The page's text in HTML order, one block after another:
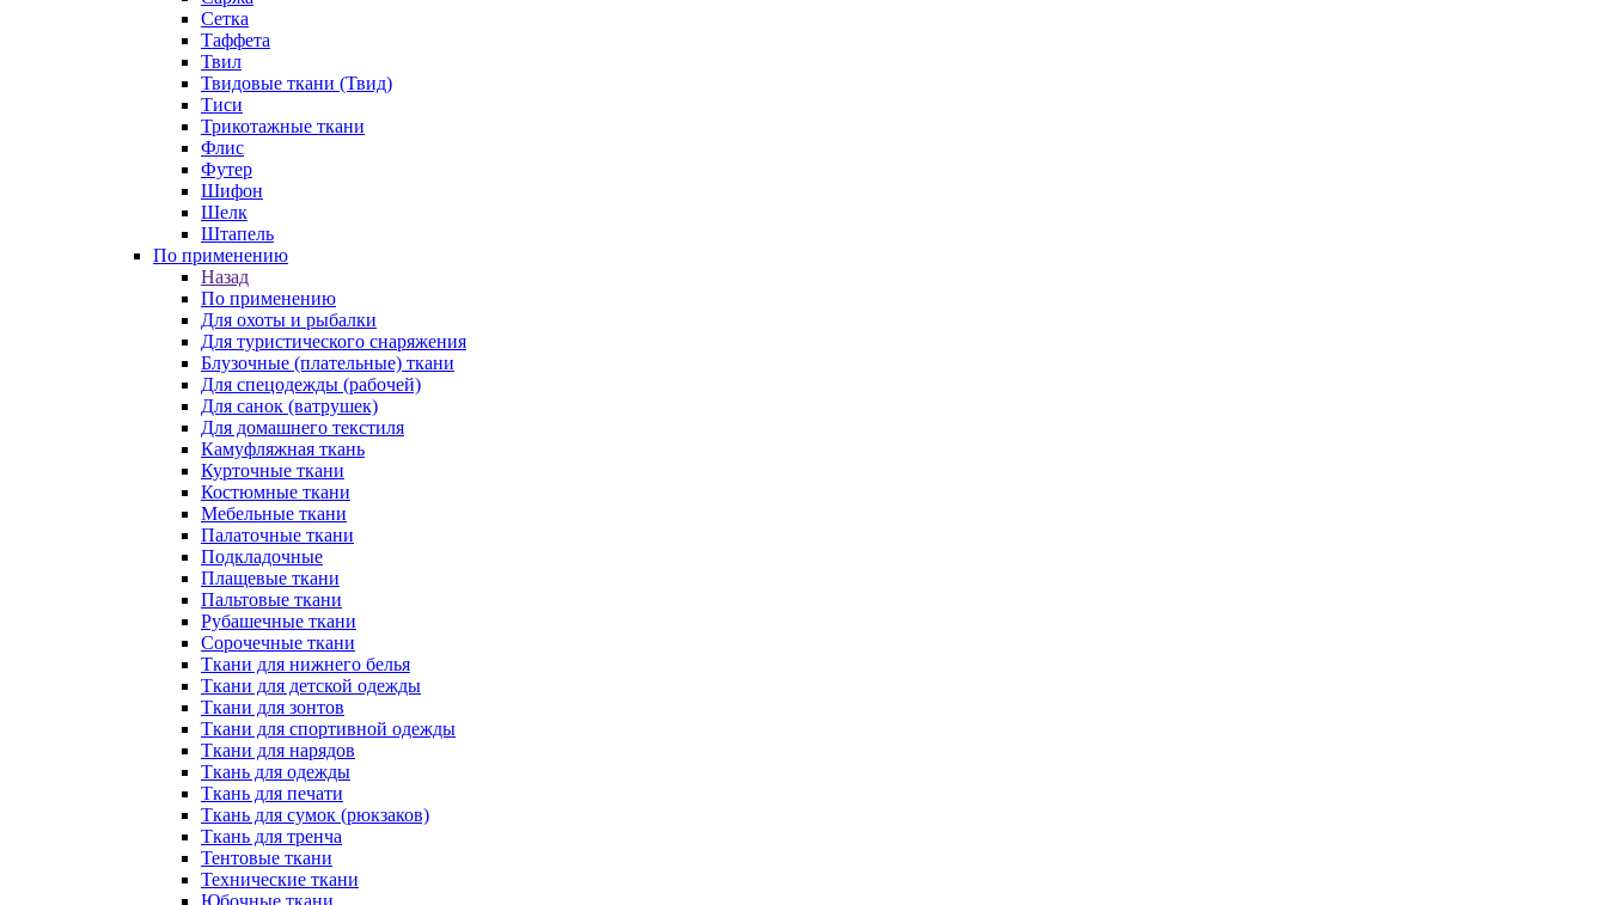
Сетка
Таффета
Твил
Твидовые ткани (Твид)
Тиси
Трикотажные ткани
Флис
Футер
Шифон
Шелк
Штапель
По применению
Назад
По применению
Для охоты и рыбалки
Для туристического снаряжения
Блузочные (плательные) ткани
Для спецодежды (рабочей)
Для санок (ватрушек)
Для домашнего текстиля
Камуфляжная ткань
Курточные ткани
Костюмные ткани
Мебельные ткани
Палаточные ткани
Подкладочные
Плащевые ткани
Пальтовые ткани
Рубашечные ткани
Сорочечные ткани
Ткани для нижнего белья
Ткани для детской одежды
Ткани для зонтов
Ткани для спортивной одежды
Ткани для нарядов
Ткань для одежды
Ткань для печати
Ткань для сумок (рюкзаков)
Ткань для тренча
Тентовые ткани
Технические ткани
Юбочные ткани